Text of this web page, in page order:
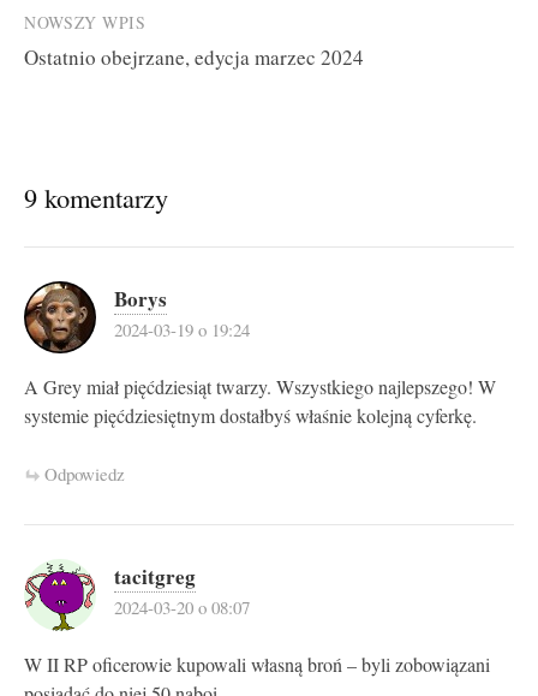
NOWSZY WPIS
Ostatnio obejrzane, edycja marzec 2024
9 komentarzy
Borys
2024-03-19 o 19:24
A Grey miał pięćdziesiąt twarzy. Wszystkiego najlepszego! W
systemie pięćdziesiętnym dostałbyś właśnie kolejną cyferkę.
Odpowiedz
tacitgreg
2024-03-20 o 08:07
W II RP oficerowie kupowali własną broń – byli zobowiązani